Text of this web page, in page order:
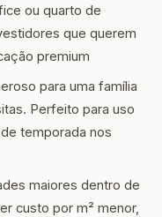
ou quarto de
que querem
premium
para uma família
Perfeito para uso
temporada nos
maiores dentro de
custo por m² menor,